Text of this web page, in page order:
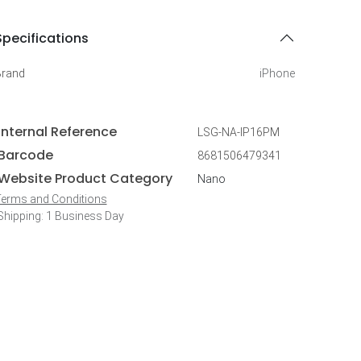
iPhone
Reference LSG-NA-IP16PM
8681506479341
Product Category
Nano
and Conditions
1 Business Day